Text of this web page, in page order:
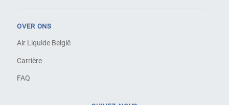
OVER ONS
Air Liquide België
Carrière
FAQ